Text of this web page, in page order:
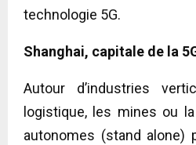
technologie 5G.
Shanghai, capitale de la
Autour d’industries
logistique, les mines ou
autonomes (stand alone)